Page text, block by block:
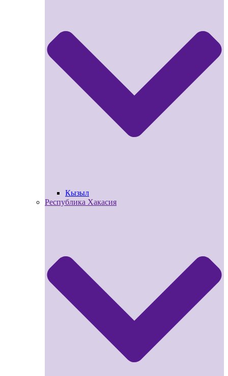
Кызыл
Республика Хакасия